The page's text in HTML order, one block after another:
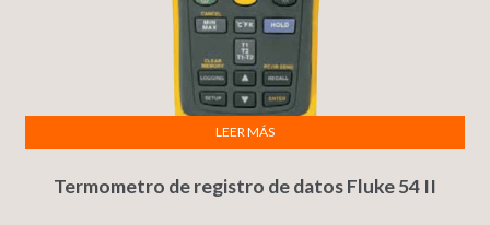
Termometro de registro de datos Fluke 54 II
LEER MÁS